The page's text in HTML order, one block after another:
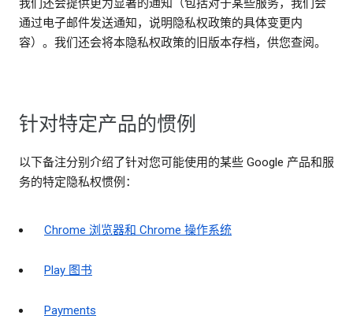
我们还会提供更为显著的通知（包括对于某些服务，我们会
通过电子邮件发送通知，说明隐私权政策的具体变更内
容）。我们还会将本隐私权政策的旧版本存档，供您查阅。
针对特定产品的惯例
以下备注分别介绍了针对您可能使用的某些 Google 产品和服
务的特定隐私权惯例：
Chrome 浏览器和 Chrome 操作系统
Play 图书
Payments